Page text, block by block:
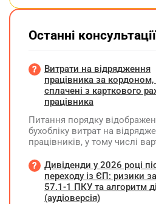
Останні консультації
Витрати на відрядження
працівника за кордоном,
сплачені з карткового
працівника
Питання порядку
бухобліку витрат на
працівників, у тому числі
карткового рахунку
підтвердження таких
первинними документами,
до компетенції Мінфіну
Дивіденди у 2026 році
переходу із ЄП: ризики
57.1-1 ПКУ та алгоритм
(аудіоверсія)